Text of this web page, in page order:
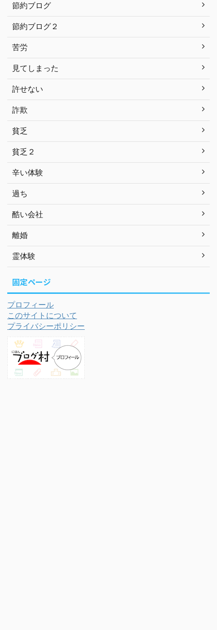
節約ブログ
節約ブログ２
苦労
見てしまった
許せない
詐欺
貧乏
貧乏２
辛い体験
過ち
酷い会社
離婚
霊体験
固定ページ
プロフィール
このサイトについて
プライバシーポリシー